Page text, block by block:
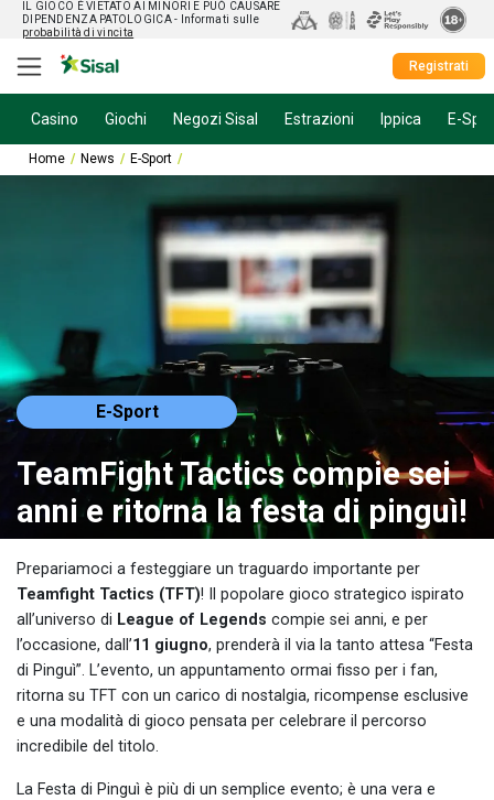
IL GIOCO È VIETATO AI MINORI E PUÒ CAUSARE
DIPENDENZA PATOLOGICA - Informati sulle
probabilità di vincita
Registrati
Casino Giochi Negozi Sisal Estrazioni Ippica E-
Home News E-Sport
E-Sport
TeamFight Tactics compie sei
anni e ritorna la festa di pinguì!
Prepariamoci a festeggiare un traguardo importante per
Teamfight Tactics (TFT)! Il popolare gioco strategico ispirato
all’universo di League of Legends compie sei anni, e per
l’occasione, dall’11 giugno, prenderà il via la tanto attesa “Festa
di Pinguì”. L’evento, un appuntamento ormai fisso per i fan,
ritorna su TFT con un carico di nostalgia, ricompense esclusive
e una modalità di gioco pensata per celebrare il percorso
incredibile del titolo.
La Festa di Pinguì è più di un semplice evento; è una vera e